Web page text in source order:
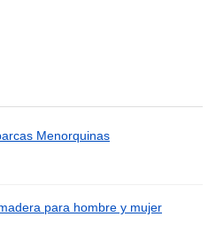
Menorquinas
para hombre y mujer